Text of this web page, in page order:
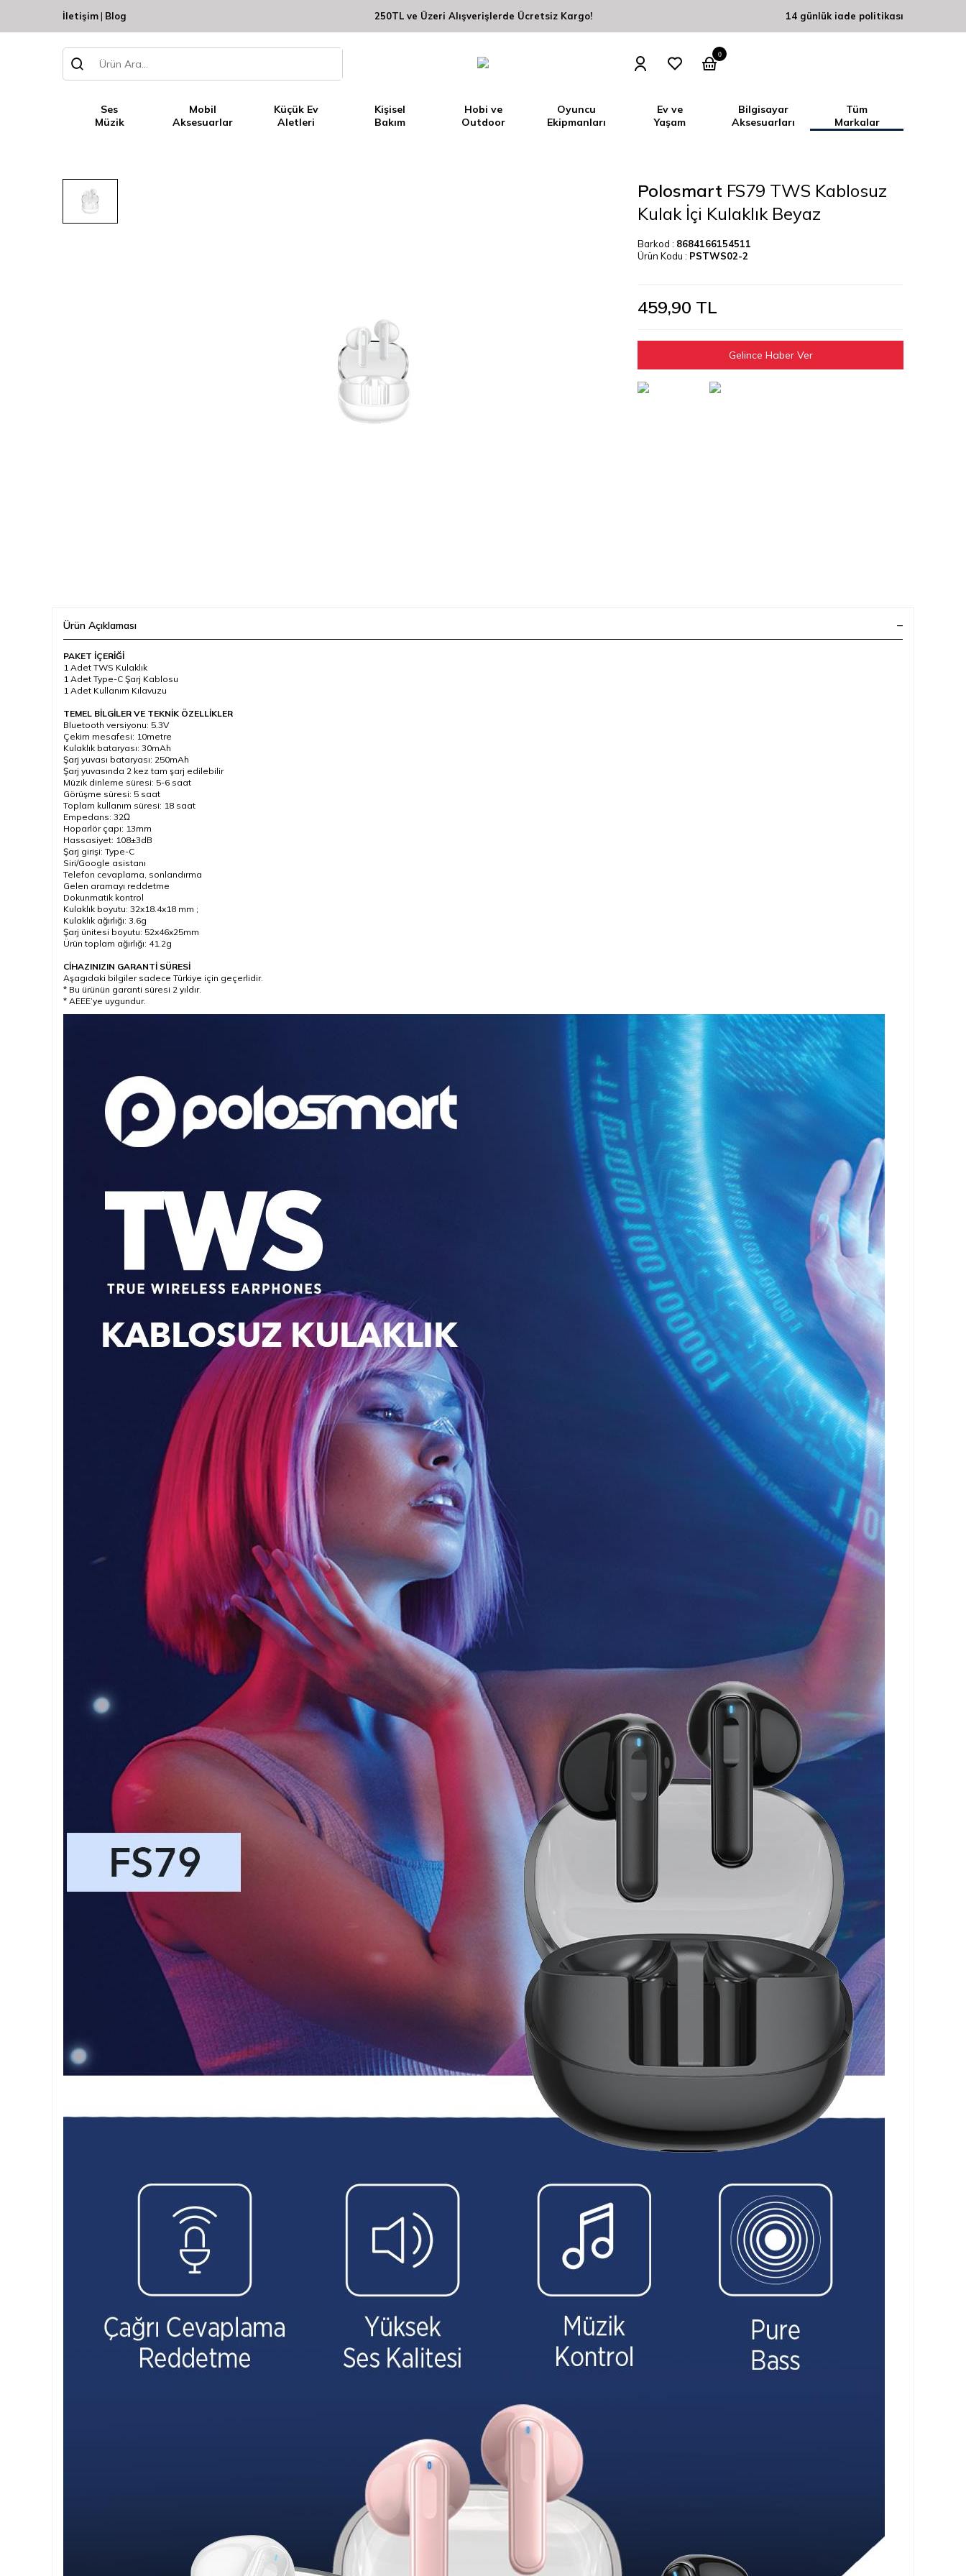
İletişim| Blog 250TL ve Üzeri Alışverişlerde Ücretsiz Kargo! 14 günlük iade politikası
0
Ses
Müzik
Mobil
Aksesuarlar
Küçük Ev
Aletleri
Kişisel
Bakım
Hobi ve
Outdoor
Oyuncu
Ekipmanları
Ev ve
Yaşam
Bilgisayar
Aksesuarları
Tüm
Markalar
Polosmart FS79 TWS Kablosuz
Kulak İçi Kulaklık Beyaz
Barkod : 8684166154511
Ürün Kodu : PSTWS02-2
459,90 TL
Gelince Haber Ver
Ürün Açıklaması
PAKET İÇERİĞİ
1 Adet TWS Kulaklık
1 Adet Type-C Şarj Kablosu
1 Adet Kullanım Kılavuzu
TEMEL BİLGİLER VE TEKNİK ÖZELLİKLER
Bluetooth versiyonu: 5.3V
Çekim mesafesi: 10metre
Kulaklık bataryası: 30mAh
Şarj yuvası bataryası: 250mAh
Şarj yuvasında 2 kez tam şarj edilebilir
Müzik dinleme süresi: 5-6 saat
Görüşme süresi: 5 saat
Toplam kullanım süresi: 18 saat
Empedans: 32Ω
Hoparlör çapı: 13mm
Hassasiyet: 108±3dB
Şarj girişi: Type-C
Siri/Google asistanı
Telefon cevaplama, sonlandırma
Gelen aramayı reddetme
Dokunmatik kontrol
Kulaklık boyutu: 32x18.4x18 mm ;
Kulaklık ağırlığı: 3.6g
Şarj ünitesi boyutu: 52x46x25mm
Ürün toplam ağırlığı: 41.2g
CİHAZINIZIN GARANTİ SÜRESİ
Aşagıdaki bilgiler sadece Türkiye için geçerlidir.
* Bu ürünün garanti süresi 2 yıldır.
* AEEE’ye uygundur.